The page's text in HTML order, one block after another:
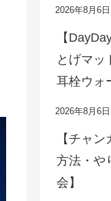
2026年8月6日
【
とげマッ
耳栓ウォ
2026年8月6日
【チャ
方法・や
会】